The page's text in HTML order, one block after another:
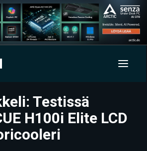
Testissä
H100i Elite LCD